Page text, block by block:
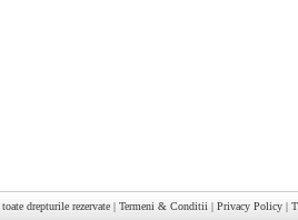
toate drepturile rezervate | Termeni & Conditii | Privacy Policy |